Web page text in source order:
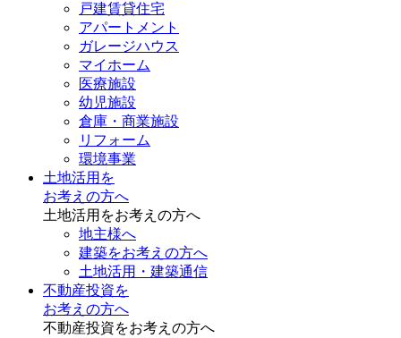
戸建賃貸住宅
アパートメント
ガレージハウス
マイホーム
医療施設
幼児施設
倉庫・商業施設
リフォーム
環境事業
土地活用を
お考えの方へ
土地活用をお考えの方へ
地主様へ
建築をお考えの方へ
土地活用・建築通信
不動産投資を
お考えの方へ
不動産投資をお考えの方へ